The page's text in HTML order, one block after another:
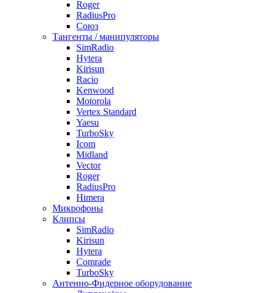
Roger
RadiusPro
Союз
Тангенты / манипуляторы
SimRadio
Hytera
Kirisun
Racio
Kenwood
Motorola
Vertex Standard
Yaesu
TurboSky
Icom
Midland
Vector
Roger
RadiusPro
Himera
Микрофоны
Клипсы
SimRadio
Kirisun
Hytera
Comrade
TurboSky
Антенно-Фидерное оборудование